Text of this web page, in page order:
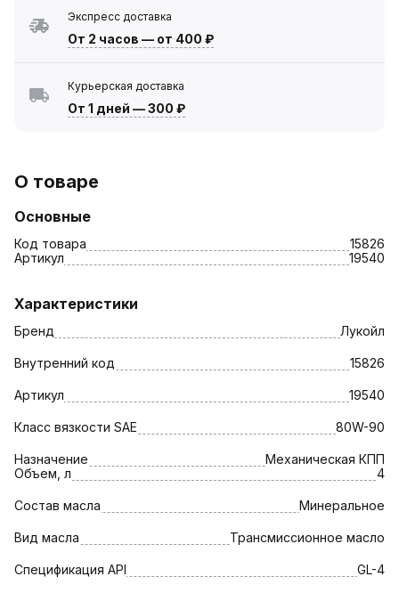
Экспресс доставка
От 2 часов — от 400 ₽
Курьерская доставка
От 1 дней —300 ₽
О товаре
Основные
Код товара
15826
Артикул
19540
Характеристики
Бренд Лукойл
Внутренний код 15826
Артикул 19540
Класс вязкости SAE 80W-90
Назначение
Механическая КПП
Объем, л
4
Состав масла Минеральное
Вид масла Трансмиссионное масло
Спецификация API GL-4